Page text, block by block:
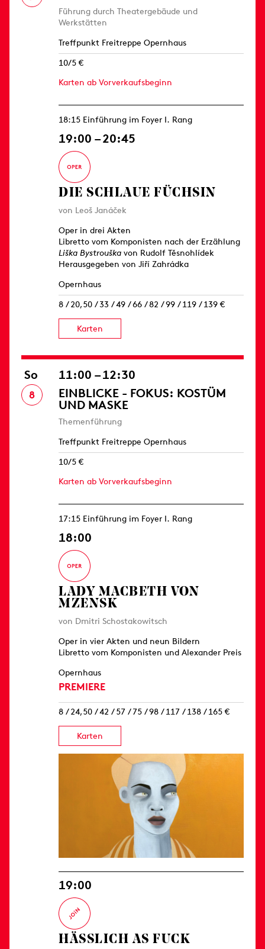
Führung durch Theatergebäude und
Werkstätten
Treffpunkt Freitreppe Opernhaus
10/5 €
Karten ab Vorverkaufsbeginn
18:15 Einführung im Foyer I. Rang
19:00 – 20:45
DIE SCHLAUE FÜCHSIN
von Leoš Janáček
Oper in drei Akten
Libretto vom Komponisten nach der Erzählung
Liška Bystrouška von Rudolf Těsnohlídek
Herausgegeben von Jiří Zahrádka
Opernhaus
8 / 20,50 / 33 / 49 / 66 / 82 / 99 / 119 / 139 €
Karten
So
8
11:00 – 12:30
EINBLICKE - FOKUS: KOSTÜM
UND MASKE
Themenführung
Treffpunkt Freitreppe Opernhaus
10/5 €
Karten ab Vorverkaufsbeginn
17:15 Einführung im Foyer I. Rang
18:00
LADY MACBETH VON
MZENSK
von Dmitri Schostakowitsch
Oper in vier Akten und neun Bildern
Libretto vom Komponisten und Alexander Preis
Opernhaus
PREMIERE
8 / 24,50 / 42 / 57 / 75 / 98 / 117 / 138 / 165 €
Karten
19:00
HÄSSLICH AS FUCK